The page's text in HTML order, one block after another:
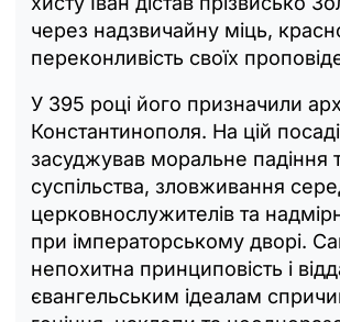
через надзвичайну міць,
переконливість своїх
У 395 році його призначили
Константинополя. На цій
засуджував моральне падіння
суспільства, зловживання
церковнослужителів та
при імператорському дворі.
непохитна принциповість і
євангельським ідеалам